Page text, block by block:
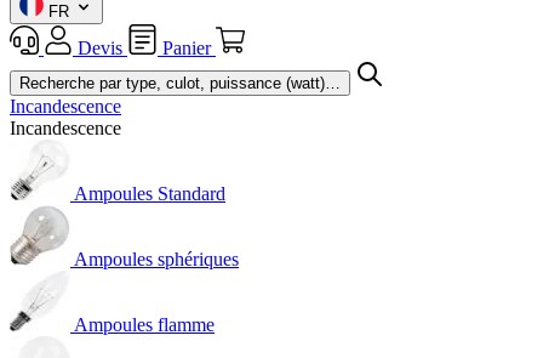
FR
Devis Panier
Incandescence
Incandescence
Ampoules Standard
Ampoules sphériques
Ampoules flamme